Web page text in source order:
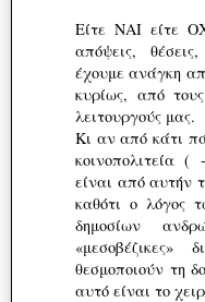
Είτε ΝΑΙ είτε
απόψεις,
έχουμε ανάγκη
κυρίως, από
λειτουργούς μας.
Κι αν από κάτι
κοινοπολιτεία (
είναι από αυτήν
καθότι ο λόγος
δημοσίων
«μεσοβέζικες»
θεσμοποιούν τη
αυτό είναι το